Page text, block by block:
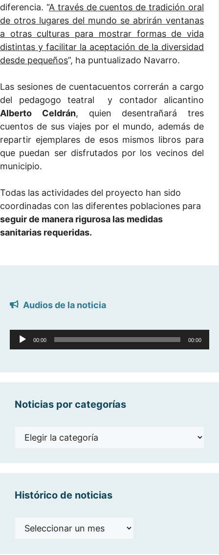
diferencia. “A través de cuentos de tradición oral
de otros lugares del mundo se abrirán ventanas
a otras culturas para mostrar formas de vida
distintas y facilitar la aceptación de la diversidad
desde pequeños”, ha puntualizado Navarro.
Las sesiones de cuentacuentos correrán a cargo
del pedagogo teatral y contador alicantino
Alberto Celdrán, quien desentrañará tres
cuentos de sus viajes por el mundo, además de
repartir ejemplares de esos mismos libros para
que puedan ser disfrutados por los vecinos del
municipio.
Todas las actividades del proyecto han sido
coordinadas con las diferentes poblaciones para
seguir de manera rigurosa las medidas
sanitarias requeridas.
Audios de la noticia
Reproductor
de
00:00 00:00
Noticias por categorías
Noticias
Histórico de noticias
Histórico